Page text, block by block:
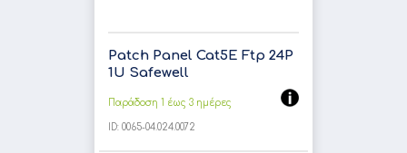
Patch Panel Cat5E Ftp 24P
1U Safewell
Παράδοση 1 έως 3 ημέρες
ID: 0065-04.024.0072